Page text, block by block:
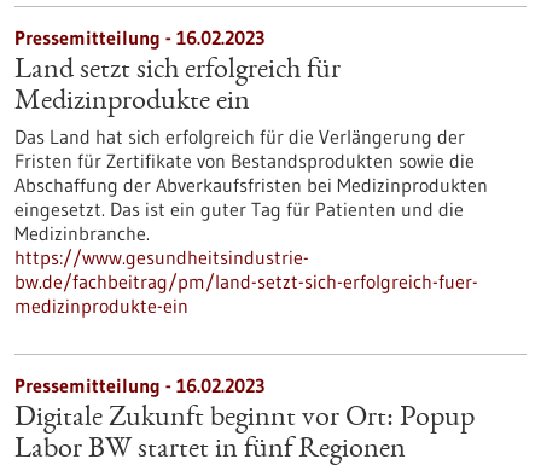
Pressemitteilung - 16.02.2023
Land setzt sich erfolgreich für
Medizinprodukte ein
Das Land hat sich erfolgreich für die Verlängerung der
Fristen für Zertifikate von Bestandsprodukten sowie die
Abschaffung der Abverkaufsfristen bei Medizinprodukten
eingesetzt. Das ist ein guter Tag für Patienten und die
Medizinbranche.
https://www.gesundheitsindustrie-
bw.de/fachbeitrag/pm/land-setzt-sich-erfolgreich-fuer-
medizinprodukte-ein
Pressemitteilung - 16.02.2023
Digitale Zukunft beginnt vor Ort: Popup
Labor BW startet in fünf Regionen